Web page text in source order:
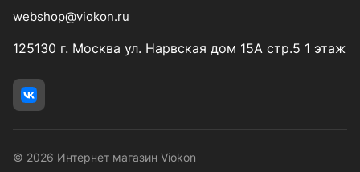
webshop@viokon.ru
125130 г. Москва ул. Нарвская дом 15А стр.5 1 этаж
© 2026 Интернет магазин Viokon